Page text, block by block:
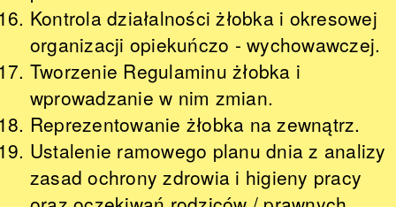
Kontrola działalności żłobka i okresowej
organizacji opiekuńczo - wychowawczej.
Tworzenie Regulaminu żłobka i
wprowadzanie w nim zmian.
Reprezentowanie żłobka na zewnątrz.
Ustalenie ramowego planu dnia z analizy
zasad ochrony zdrowia i higieny pracy